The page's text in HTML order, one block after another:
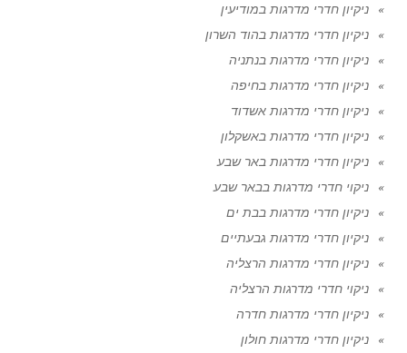
ניקיון חדרי מדרגות במודיעין
ניקיון חדרי מדרגות בהוד השרון
ניקיון חדרי מדרגות בנתניה
ניקיון חדרי מדרגות בחיפה
ניקיון חדרי מדרגות אשדוד
ניקיון חדרי מדרגות באשקלון
ניקיון חדרי מדרגות באר שבע
ניקוי חדרי מדרגות בבאר שבע
ניקיון חדרי מדרגות בבת ים
ניקיון חדרי מדרגות גבעתיים
ניקיון חדרי מדרגות הרצליה
ניקוי חדרי מדרגות הרצליה
ניקיון חדרי מדרגות חדרה
ניקיון חדרי מדרגות חולון